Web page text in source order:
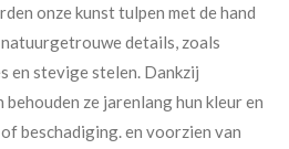
onze kunst tulpen met de hand
details, zoals
en stevige stelen. Dankzij
ze jarenlang hun kleur en
beschadiging. en voorzien van